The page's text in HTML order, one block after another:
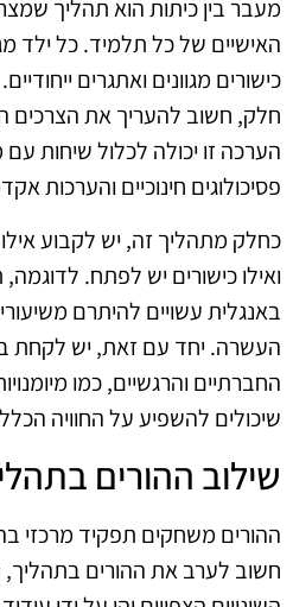
מעבר בין כיתות הוא תהליך
האישיים של כל תלמיד. כל ילד
כישורים מגוונים ואתגרים
חלק, חשוב להעריך את הצרכים
הערכה זו יכולה לכלול שיחות עם
פסיכולוגים חינוכיים והערכות
כחלק מתהליך זה, יש לקבוע
ואילו כישורים יש לפתח.
באנגלית עשויים להיתרם
העשרה. יחד עם זאת, יש לקחת
החברתיים והרגשיים, כמו
שיכולים להשפיע על החוויה
שילוב ההורים
ההורים משחקים תפקיד מרכזי
חשוב לערב את ההורים בתהליך,